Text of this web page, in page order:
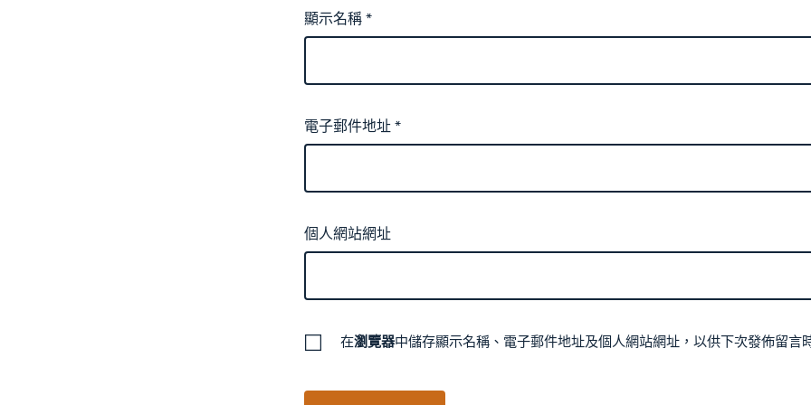
顯示名稱*
電子郵件地址*
個人網站網址
在瀏覽器中儲存顯示名稱、電子郵件地址及個人網站網址，以供下次發佈留言